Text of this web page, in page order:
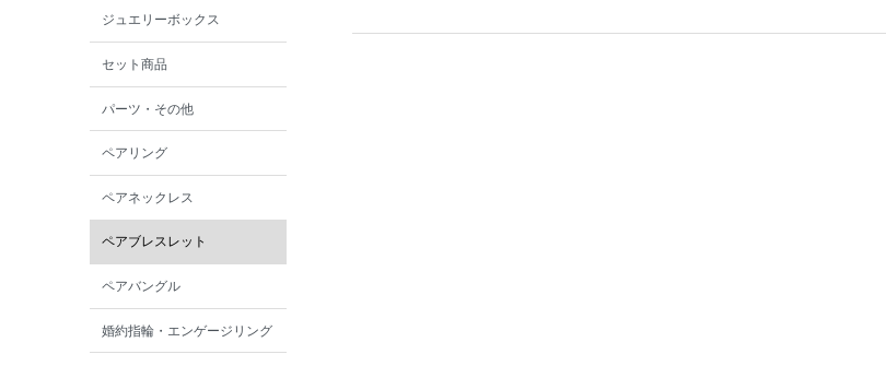
ジュエリーボックス
セット商品
パーツ・その他
ペアリング
ペアネックレス
ペアブレスレット
ペアバングル
婚約指輪・エンゲージリング